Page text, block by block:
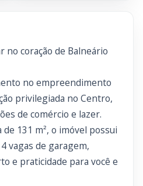
no coração de Balneário
no empreendimento
privilegiada no Centro,
de comércio e lazer.
131 m², o imóvel possui
vagas de garagem,
e praticidade para você e